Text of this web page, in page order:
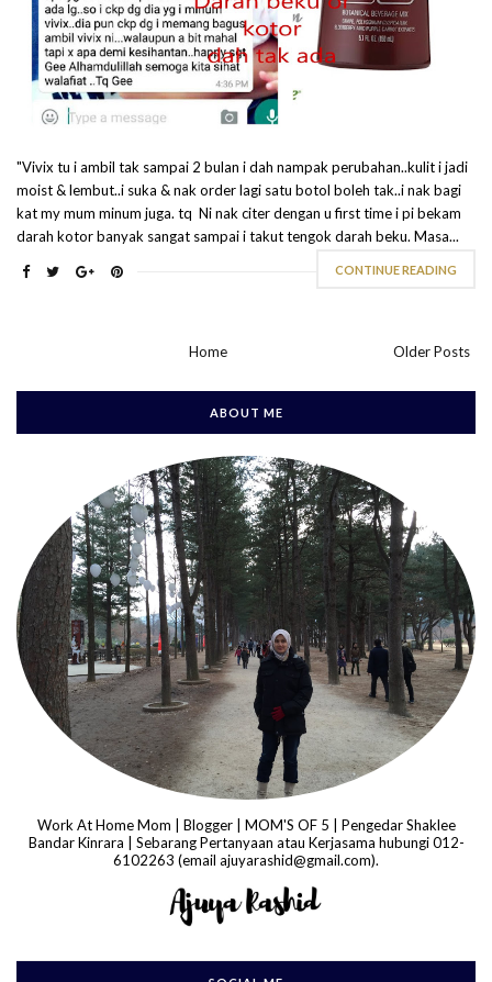
"Vivix tu i ambil tak sampai 2 bulan i dah nampak perubahan..kulit i jadi
moist & lembut..i suka & nak order lagi satu botol boleh tak..i nak bagi
kat my mum minum juga. tq Ni nak citer dengan u first time i pi bekam
darah kotor banyak sangat sampai i takut tengok darah beku. Masa...
CONTINUE READING
Older Posts
Home
ABOUT ME
Work At Home Mom | Blogger | MOM'S OF 5 | Pengedar Shaklee
Bandar Kinrara | Sebarang Pertanyaan atau Kerjasama hubungi 012-
6102263 (email ajuyarashid@gmail.com).